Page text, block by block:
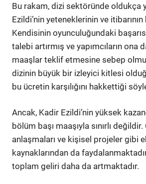
Bu rakam, dizi sektöründe oldukça
Ezildi’nin yeteneklerinin ve
Kendisinin oyunculuğundaki
talebi artırmış ve yapımcıların ona
maaşlar teklif etmesine sebep
dizinin büyük bir izleyici kitlesi
bu ücretin karşılığını hakkettiği
Ancak, Kadir Ezildi’nin yüksek
bölüm başı maaşıyla sınırlı
anlaşmaları ve kişisel projeler gibi
kaynaklarından da
toplam geliri daha da artmaktadır.